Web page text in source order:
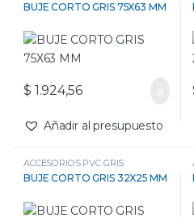
BUJE CORTO GRIS 75X63 MM
$ 1.924,56
Añadir al presupuesto
ACCESORIOS PVC GRIS
BUJE CORTO GRIS 32X25 MM